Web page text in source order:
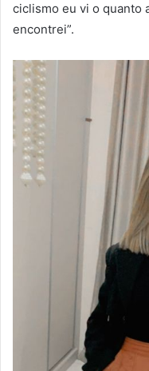
ciclismo eu vi o quanto
encontrei”.